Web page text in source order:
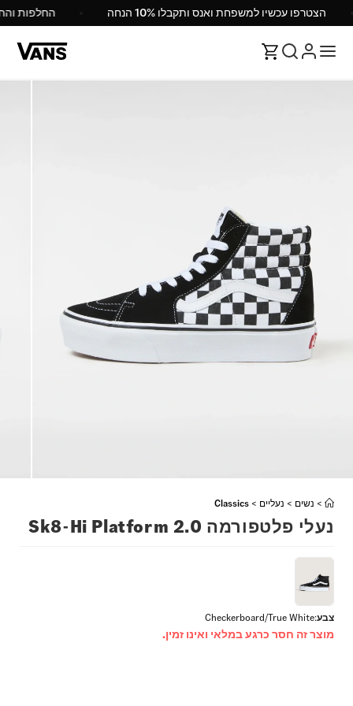
הצטרפו עכשיו למשפחת ואנס ותקבלו 10% הנחה החלפות
> נשים > נעליים >
Classics
נעלי פלטפורמה Sk8-Hi Platform 2.0
צבע:
Checkerboard/True White
מוצר זה חסר כרגע במלאי ואינו זמין.